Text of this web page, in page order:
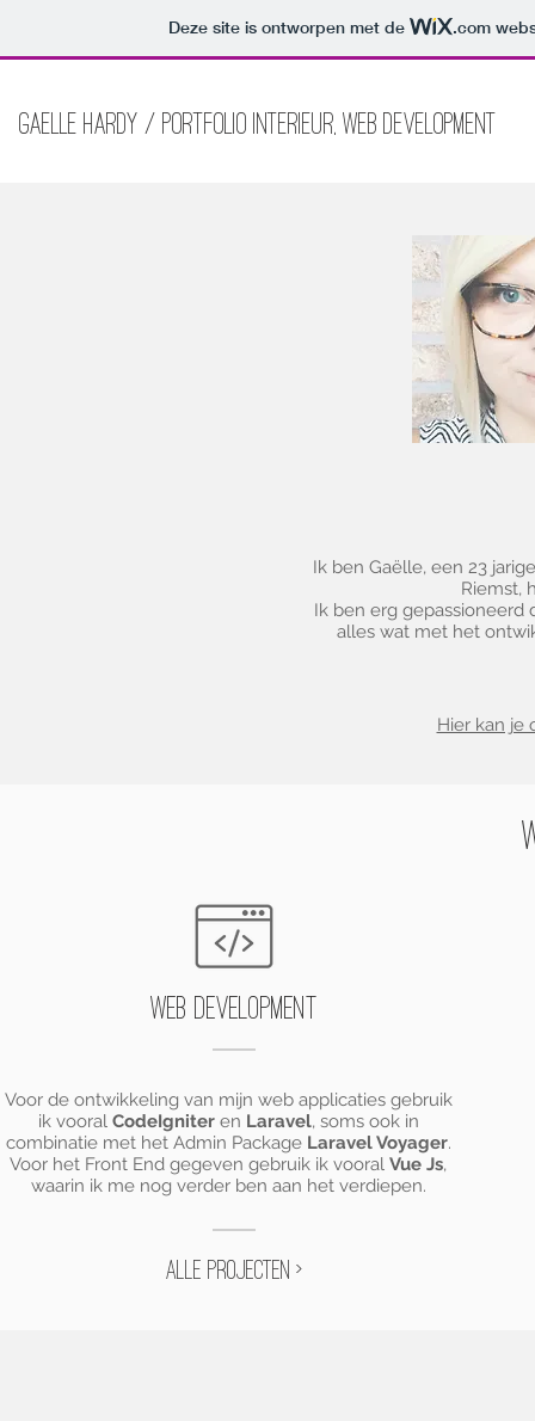
Deze site is ontworpen met de .com
Gaelle Hardy / Portfolio interieur, web development
Ik ben Gaëlle, een 23
Riemst,
Ik ben erg gepassioneerd
alles wat met het
Hier kan je
Web development
Voor de ontwikkeling van mijn web applicaties gebruik
ik vooral CodeIgniteren Laravel, soms ook in
combinatie met het Admin Package Laravel Voyager.
Voor het Front End gegeven gebruik ik vooral Vue Js,
waarin ik me nog verder ben aan het verdiepen.
Alle projecten >